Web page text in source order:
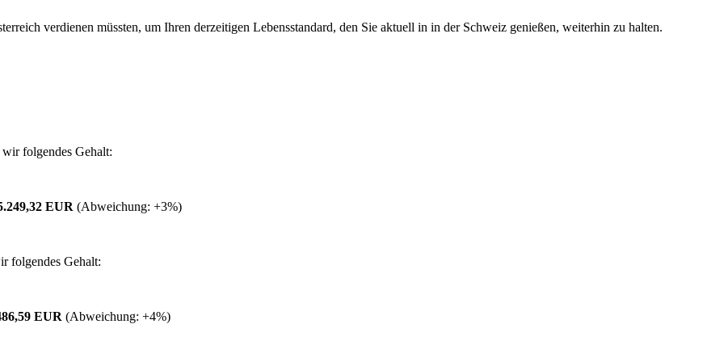
verdienen müssten, um Ihren derzeitigen Lebensstandard, den Sie aktuell in in der Schweiz genießen, weiterhin zu halten.
folgendes Gehalt:
EUR (Abweichung: +3%)
folgendes Gehalt:
EUR (Abweichung: +4%)